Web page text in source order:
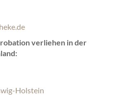
verliehen in der
Holstein